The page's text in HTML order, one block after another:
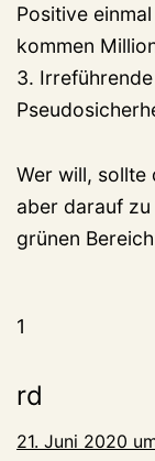
Positive
kommen
3.
Wer will, sollte
aber darauf zu
grünen
1
rd
21. Juni 2020